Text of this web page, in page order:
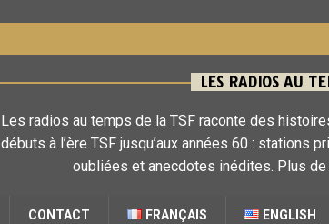
LES RADIOS AU
Les radios au temps de la TSF raconte des
débuts à l’ère TSF jusqu’aux années 60 : stations
oubliées et anecdotes inédites. Plus
CONTACT FRANÇAIS ENGLISH